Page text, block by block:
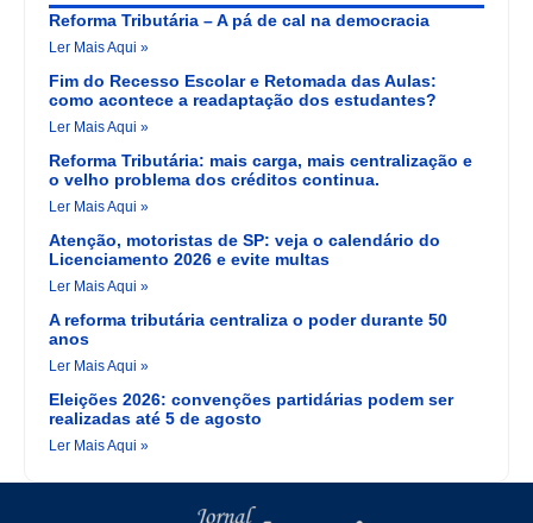
Reforma Tributária – A pá de cal na democracia
Ler Mais Aqui »
Fim do Recesso Escolar e Retomada das Aulas:
como acontece a readaptação dos estudantes?
Ler Mais Aqui »
Reforma Tributária: mais carga, mais centralização e
o velho problema dos créditos continua.
Ler Mais Aqui »
Atenção, motoristas de SP: veja o calendário do
Licenciamento 2026 e evite multas
Ler Mais Aqui »
A reforma tributária centraliza o poder durante 50
anos
Ler Mais Aqui »
Eleições 2026: convenções partidárias podem ser
realizadas até 5 de agosto
Ler Mais Aqui »